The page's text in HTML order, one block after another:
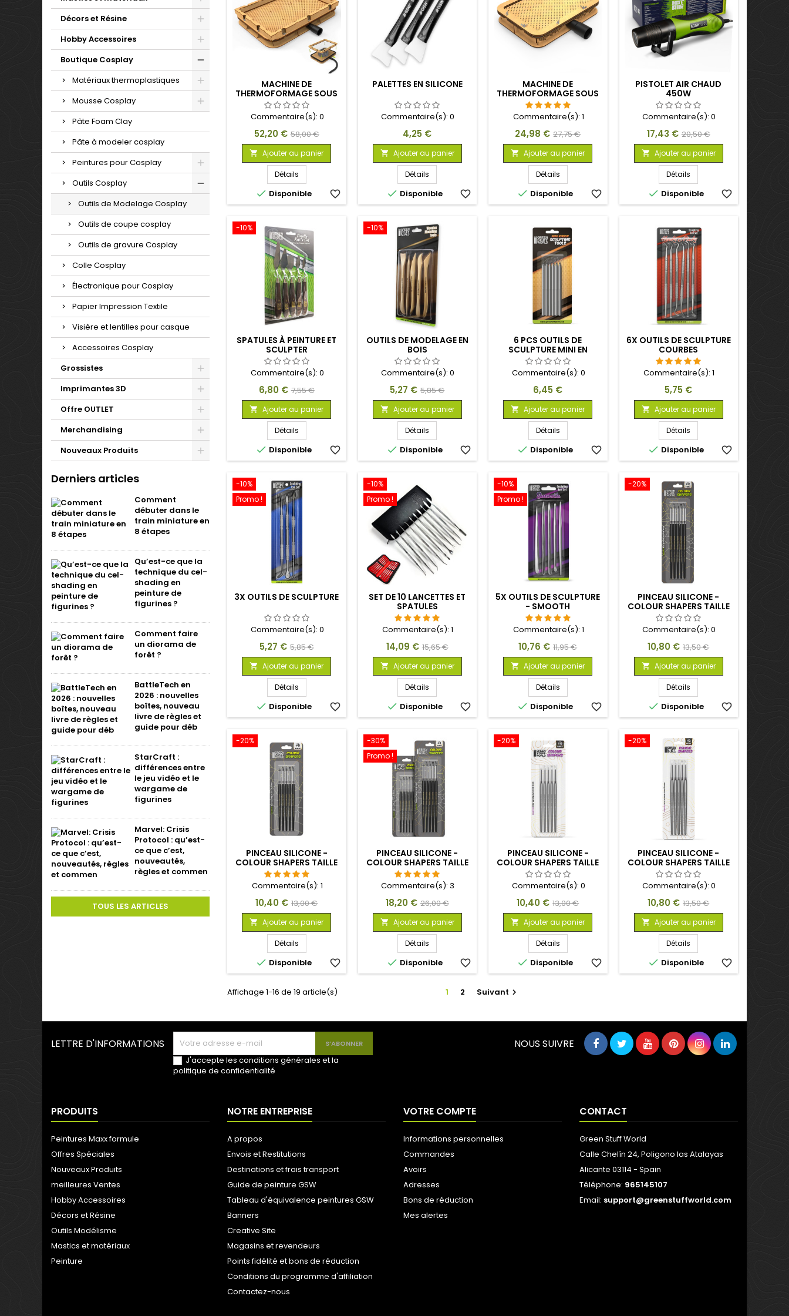
Décors et Résine
Hobby Accessoires
Boutique Cosplay
Matériaux thermoplastiques
Mousse Cosplay
Pâte Foam Clay
Pâte à modeler cosplay
Peintures pour Cosplay
Outils Cosplay
Outils de Modelage Cosplay
Outils de coupe cosplay
Outils de gravure Cosplay
Colle Cosplay
Électronique pour Cosplay
Papier Impression Textile
Visière et lentilles pour casque
Accessoires Cosplay
Grossistes
Imprimantes 3D
Offre OUTLET
Merchandising
Nouveaux Produits
Derniers articles
Comment
débuter dans le
train miniature en
8 étapes
Qu’est-ce que la
technique du cel-
shading en
peinture de
figurines ?
Comment faire
un diorama de
forêt ?
BattleTech en
2026 : nouvelles
boîtes, nouveau
livre de règles et
guide pour déb
StarCraft :
différences entre
le jeu vidéo et le
wargame de
figurines
Marvel: Crisis
Protocol : qu’est-
ce que c’est,
nouveautés,
règles et commen
TOUS LES ARTICLES
MACHINE DE
THERMOFORMAGE SOUS
VIDE GRANDE
Commentaire(s): 0
Prix
52,20 € Prix
de
base
58,00 €
 Ajouter au panier
Détails
 Disponible favorite_border
PALETTES EN SILICONE
Commentaire(s):0
Prix
4,25 €
 Ajouter au panier
Détails
 Disponible favorite_border
MACHINE DE
THERMOFORMAGE SOUS
VIDE A4
Commentaire(s): 1
Prix
24,98 € Prix
de
base
27,75 €
 Ajouter au panier
Détails
 Disponible favorite_border
PISTOLET AIR CHAUD
450W
Commentaire(s):0
Prix
17,43 € Prix
de
base
20,50 €
 Ajouter au panier
Détails
 Disponible favorite_border
-10%
SPATULES À PEINTURE ET
SCULPTER
Commentaire(s): 0
Prix
6,80 € Prix
de
base
7,55 €
 Ajouter au panier
Détails
 Disponible favorite_border
-10%
OUTILS DE MODELAGE EN
BOIS
Commentaire(s):0
Prix
5,27 € Prix
de
base
5,85 €
 Ajouter au panier
Détails
 Disponible favorite_border
6 PCS OUTILS DE
SCULPTURE MINI EN
ALUMINIUM
Commentaire(s): 0
Prix
6,45 €
 Ajouter au panier
Détails
 Disponible favorite_border
6X OUTILS DE SCULPTURE
COURBES
Commentaire(s):1
Prix
5,75 €
 Ajouter au panier
Détails
 Disponible favorite_border
-10%
Promo !
3X OUTILS DE SCULPTURE
Commentaire(s): 0
Prix
5,27 € Prix
de
base
5,85 €
 Ajouter au panier
Détails
 Disponible favorite_border
-10%
Promo !
SET DE 10 LANCETTES ET
SPATULES
Commentaire(s):1
Prix
14,09 € Prix
de
base
15,65 €
 Ajouter au panier
Détails
 Disponible favorite_border
-10%
Promo !
5X OUTILS DE SCULPTURE
- SMOOTH
Commentaire(s): 1
Prix
10,76 € Prix
de
base
11,95 €
 Ajouter au panier
Détails
 Disponible favorite_border
-20%
PINCEAU SILICONE -
COLOUR SHAPERS TAILLE
2 - NOIR FERME
Commentaire(s):0
Prix
10,80 € Prix
de
base
13,50 €
 Ajouter au panier
Détails
 Disponible favorite_border
-20%
PINCEAU SILICONE -
COLOUR SHAPERS TAILLE
0 - NOIR FERME
Commentaire(s): 1
Prix
10,40 € Prix
de
base
13,00 €
 Ajouter au panier
Détails
 Disponible favorite_border
-30%
Promo !
PINCEAU SILICONE -
COLOUR SHAPERS TAILLE
0 ET 2 - 10 PINCEAUX -
NOIR FERME
Commentaire(s):3
Prix
18,20 € Prix
de
base
26,00 €
 Ajouter au panier
Détails
 Disponible favorite_border
-20%
PINCEAU SILICONE -
COLOUR SHAPERS TAILLE
0 - BLANC SOUPLE
Commentaire(s): 0
Prix
10,40 € Prix
de
base
13,00 €
 Ajouter au panier
Détails
 Disponible favorite_border
-20%
PINCEAU SILICONE -
COLOUR SHAPERS TAILLE
2 - BLANC SOUPLE
Commentaire(s):0
Prix
10,80 € Prix
de
base
13,50 €
 Ajouter au panier
Détails
 Disponible favorite_border
Affichage 1-16 de 19 article(s) 1 2 Suivant 
LETTRE D'INFORMATIONS
J'accepte les conditions générales et la
politique de confidentialité
NOUS SUIVRE
PRODUITS
Peintures Maxx formule
Offres Spéciales
Nouveaux Produits
meilleures Ventes
Hobby Accessoires
Décors et Résine
Outils Modélisme
Mastics et matériaux
Peinture
NOTRE ENTREPRISE
A propos
Envois et Restitutions
Destinations et frais transport
Guide de peinture GSW
Tableau d'équivalence peintures GSW
Banners
Creative Site
Magasins et revendeurs
Points fidélité et bons de réduction
Conditions du programme d'affiliation
Contactez-nous
VOTRE COMPTE
Informations personnelles
Commandes
Avoirs
Adresses
Bons de réduction
Mes alertes
CONTACT
Green Stuff World
Calle Chelín 24, Poligono las Atalayas
Alicante 03114 - Spain
Téléphone: 965145107
Email: support@greenstuffworld.com